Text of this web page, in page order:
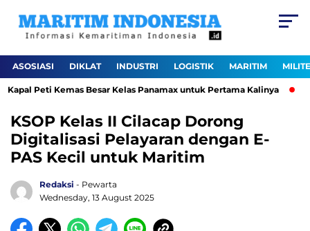
ASOSIASI DIKLAT INDUSTRI LOGISTIK MARITIM
Peti Kemas Besar Kelas Panamax untuk Pertama Kalinya
KSOP Kelas II Cilacap Dorong
Digitalisasi Pelayaran dengan E-
PAS Kecil untuk Maritim
Redaksi - Pewarta
Wednesday, 13 August 2025